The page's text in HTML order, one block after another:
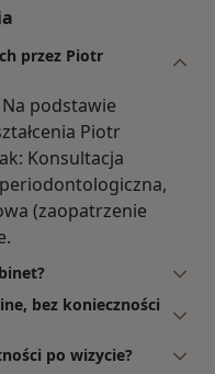
przez Piotr
podstawie
Piotr
Konsultacja
(zaopatrzenie
bez konieczności
po wizycie?